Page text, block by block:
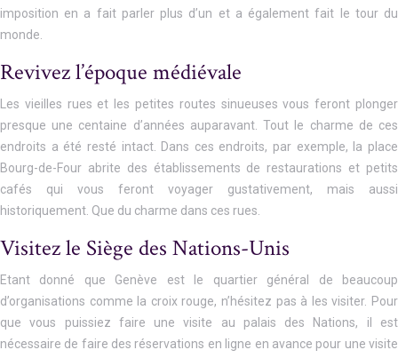
imposition en a fait parler plus d’un et a également fait le tour du
monde.
Revivez l’époque médiévale
Les vieilles rues et les petites routes sinueuses vous feront plonger
presque une centaine d’années auparavant. Tout le charme de ces
endroits a été resté intact. Dans ces endroits, par exemple, la place
Bourg-de-Four abrite des établissements de restaurations et petits
cafés qui vous feront voyager gustativement, mais aussi
historiquement. Que du charme dans ces rues.
Visitez le Siège des Nations-Unis
Etant donné que Genève est le quartier général de beaucoup
d’organisations comme la croix rouge, n’hésitez pas à les visiter. Pour
que vous puissiez faire une visite au palais des Nations, il est
nécessaire de faire des réservations en ligne en avance pour une visite